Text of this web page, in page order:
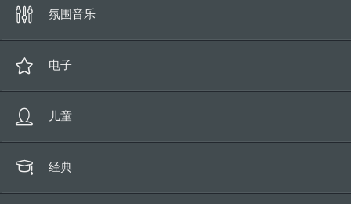
科幻片
恐怖/悬疑
氛围音乐
电子
儿童
经典